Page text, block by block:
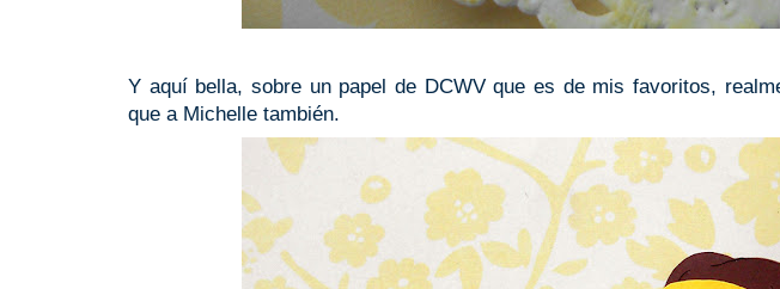
Y aquí bella, sobre un papel de DCWV que es de mis favoritos,
que a Michelle también.